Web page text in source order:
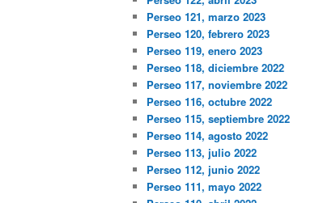
Perseo 121, marzo 2023
Perseo 120, febrero 2023
Perseo 119, enero 2023
Perseo 118, diciembre 2022
Perseo 117, noviembre 2022
Perseo 116, octubre 2022
Perseo 115, septiembre 2022
Perseo 114, agosto 2022
Perseo 113, julio 2022
Perseo 112, junio 2022
Perseo 111, mayo 2022